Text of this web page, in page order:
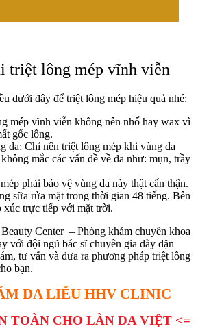
triệt lông mép vĩnh viễn
dưới đây để triệt lông mép hiệu quả nhé:
mép vĩnh viễn không nên nhổ hay wax vì
gốc lông.
da: Chỉ nên triệt lông mép khi vùng da
mắc các vấn đề về da như: mụn, trầy
phải bảo vệ vùng da này thật cẩn thận.
sữa rửa mặt trong thời gian 48 tiếng. Bên
xúc trực tiếp với mặt trời.
Center – Phòng khám chuyên khoa
với đội ngũ bác sĩ chuyên gia dày dặn
tư vấn và đưa ra phương pháp triệt lông
bạn.
DA LIỄU HHV CLINIC
TOÀN CHO LÀN DA VIỆT <=